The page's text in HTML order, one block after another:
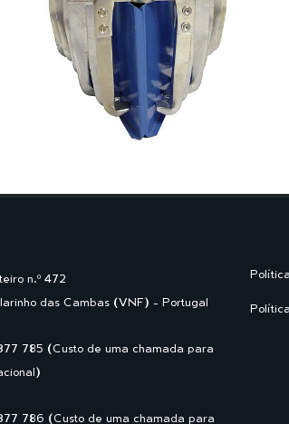
n.º 472
das Cambas (VNF) - Portugal
785 (Custo de uma chamada para
786 (Custo de uma chamada para